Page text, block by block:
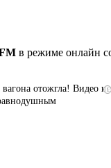
в режиме онлайн
i
вагона отожгла! Видео не